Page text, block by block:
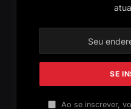
Ao se inscrever,